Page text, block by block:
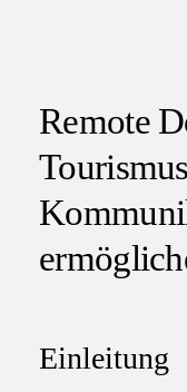
Remote
Einleitung